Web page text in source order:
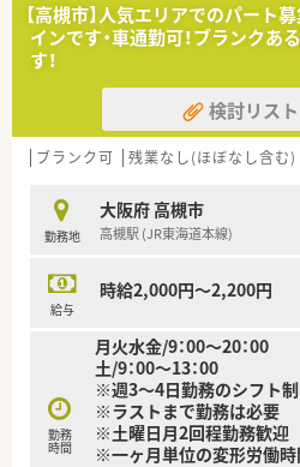
【高槻市】人気エリアでのパート
インです・車通勤可！ブランクあ
す！
検討リス
ブランク可 残業なし(ほぼなし含む)
勤務地
大阪府 高槻市
高槻駅 (JR東海道本線)
給与
時給2,000円～2,200円
勤務
時間
月火水金/9：00～20：00
土/9：00～13：00
※週3～4日勤務のシフト制
※ラストまで勤務は必要
※土曜日月2回程勤務歓迎
※一ヶ月単位の変形労働時